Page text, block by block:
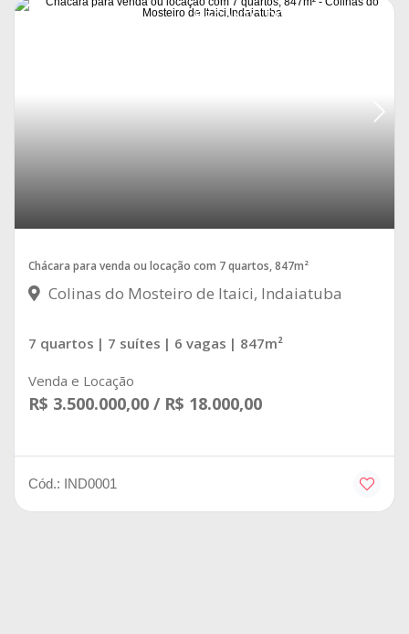
RECANTO DOS PÁSSAROS
Chácara para venda ou locação com 7 quartos, 847m²
Colinas do Mosteiro de Itaici, Indaiatuba
7 quartos | 7 suítes | 6 vagas | 847m²
Venda e Locação
R$ 3.500.000,00 / R$ 18.000,00
Cód.: IND0001